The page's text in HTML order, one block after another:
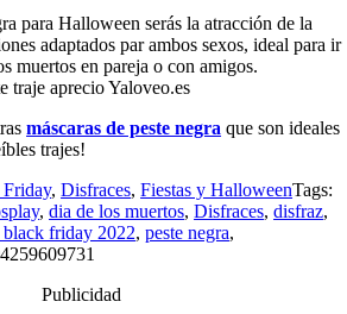
para Halloween serás la atracción de la
adaptados par ambos sexos, ideal para ir
muertos en pareja o con amigos.
traje aprecio Yaloveo.es
máscaras de peste negra que son ideales
trajes!
,Disfraces,Fiestas y HalloweenTags:
,dia de los muertos,Disfraces,disfraz,
black friday 2022,peste negra,
Publicidad